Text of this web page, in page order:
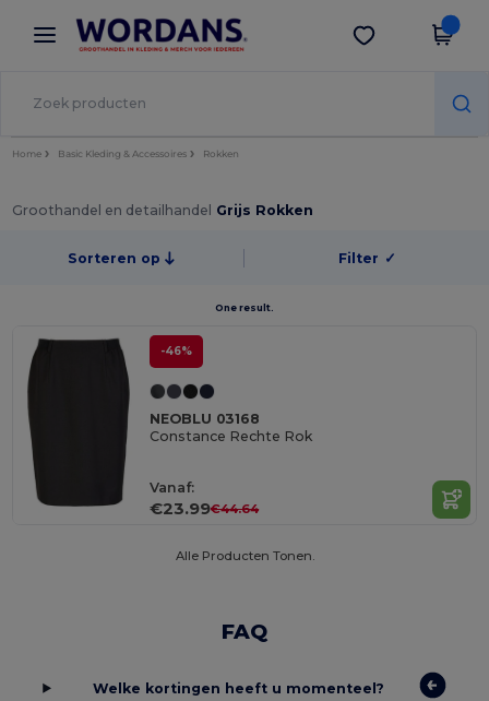
× Wordans-app
Betere prijzen in de app!
Download app
Home Basic Kleding & Accessoires Rokken
Groothandel en detailhandel Grijs Rokken
Sorteren op Filter ✓
One result.
-46%
NEOBLU 03168
Constance Rechte Rok
Vanaf:
€23.99€44.64
Alle Producten Tonen.
FAQ
Welke kortingen heeft u momenteel?